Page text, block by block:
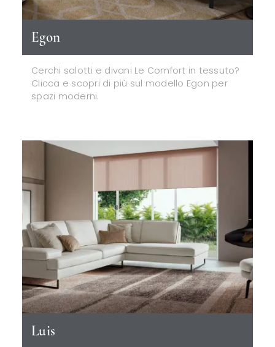
Egon
Cerchi salotti e divani Le Comfort in tessuto?
Clicca e scopri di più sul modello Egon per
spazi moderni.
Luis